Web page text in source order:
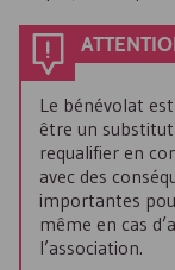
Le bénévolat
être un
requalifier en
avec des
importantes
même en cas
l’association.